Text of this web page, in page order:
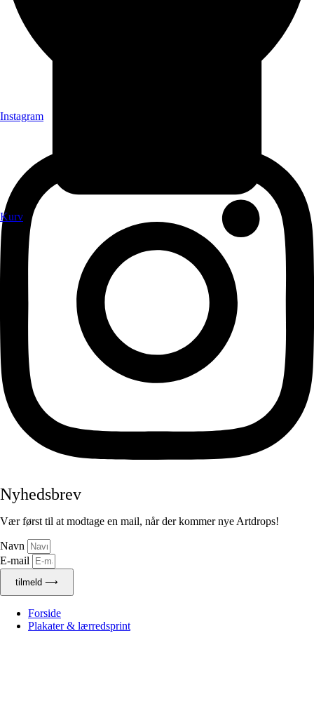
Kurv
Instagram
Nyhedsbrev
Vær først til at modtage en mail, når der kommer nye Artdrops!
Navn
E-mail
tilmeld ⟶
Forside
Plakater & lærredsprint